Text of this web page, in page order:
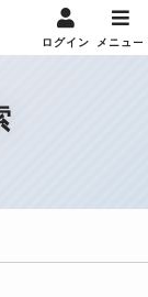
ログイン メニュー